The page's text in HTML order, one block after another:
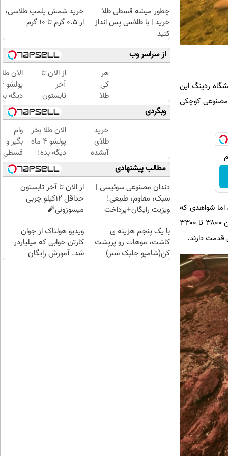
ردینگ این
مصنوعی کوچکی
اما شواهدی که
اخیرا محققان به آن دست یافته‌اند، حکایت از آن دارد که ساخت بعضی از آن‌ها به مراتب زودتر از اینها، یعنی بین ۳۸۰۰ تا ۳۳۰۰
قدمت دارند.
چطور میشه قسطی طلا
خرید | با طلاسی پس انداز
کنید
خرید شمش پلمپ طلاسی،
از ۰.۵ گرم تا ۱۰ گرم
از سراسر وب
هر
کی
طلا
داره،
غم
نداره!
😊💎
(خرید
طلا با
چند
کلیک)
از الان تا
آخر
تابستون
حداقل
12کیلو
چربی
میسوزونی
🧨
الان
دیگه
طلا با
بی‌بهره
وبگردی
خرید
طلای
آبشده
حتی با
۱۰۰هزارتومان
الان طلا بخر
پولشو 4 ماه
دیگه بده!
سرمایه‌گذاری
طلا با اقساط
بی‌بهره
وام
بگیر و
قسطی
طلا
بخر!
چی از
احراز
کن
مطالب پیشنهادی
دندان مصنوعی سوئیسی |
سبک، مقاوم، طبیعی!
ویزیت رایگان+پرداخت
از الان تا آخر تابستون
حداقل 12کیلو چربی
میسوزونی🧨
با یک پنجم هزینه ی
کاشت، موهات رو پرپشت
کن(شامپو جلبک سبز)
ویدیو هولناک از جوان
کارتن خوابی که میلیاردر
شد. آموزش رایگان